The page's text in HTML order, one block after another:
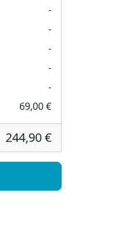
-
-
-
-
-
69,00 €
244,90 €
Menge